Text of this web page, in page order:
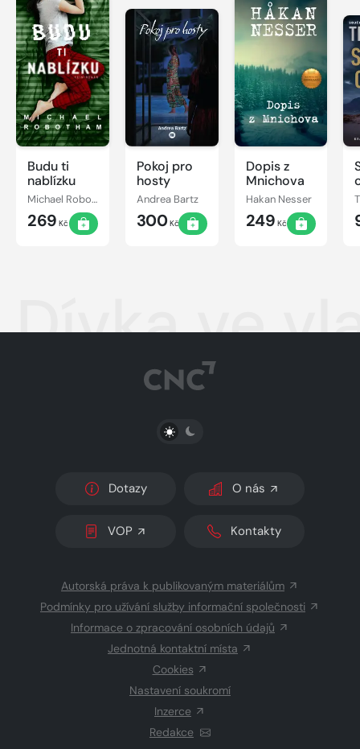
Budu ti
nablízku
Michael Robotham
269 Kč
Pokoj pro
hosty
Andrea Bartz
300Kč
Dopis z
Mnichova
Hakan Nesser
249 Kč
Dívka ve
PŘEPNOUT SVĚTLÝ/TMAVÝ REŽIM
Dotazy O nás
VOP Kontakty
Autorská práva k publikovaným materiálům
Podmínky pro užívání služby informační společnosti
Informace o zpracování osobních údajů
Jednotná kontaktní místa
Cookies
Nastavení soukromí
Inzerce
Redakce